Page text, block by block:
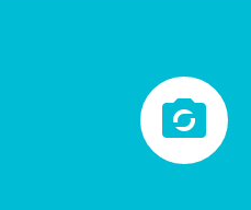

